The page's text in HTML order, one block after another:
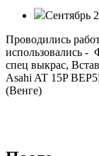
Сентябрь
Проводились
использовались -
спец выкрас,
Asahi AT 15P
(Венге)